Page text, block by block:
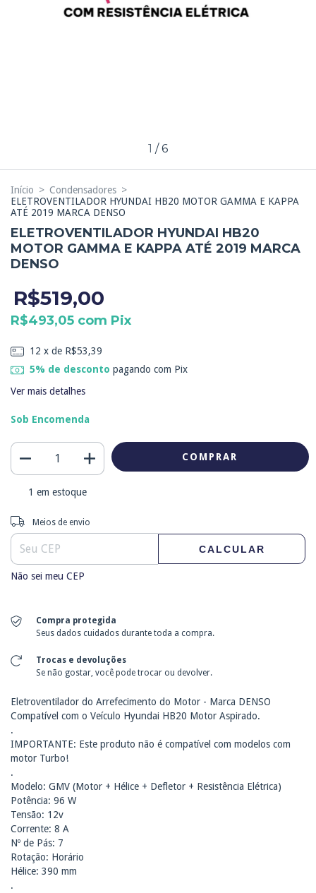
1 /6
Início > Condensadores >
ELETROVENTILADOR HYUNDAI HB20 MOTOR GAMMA E KAPPA
ATÉ 2019 MARCA DENSO
ELETROVENTILADOR HYUNDAI HB20
MOTOR GAMMA E KAPPA ATÉ 2019 MARCA
DENSO
R$519,00
R$493,05 com Pix
12 x de R$53,39
5% de desconto pagando com Pix
Ver mais detalhes
Sob Encomenda
1 em estoque
Entregas para o CEP:
Meios de envio
CALCULAR
Não sei meu CEP
Compra protegida
Seus dados cuidados durante toda a compra.
Trocas e devoluções
Se não gostar, você pode trocar ou devolver.
Eletroventilador do Arrefecimento do Motor - Marca DENSO
Compatível com o Veículo Hyundai HB20 Motor Aspirado.
.
IMPORTANTE: Este produto não é compatível com modelos com
motor Turbo!
.
Modelo: GMV (Motor + Hélice + Defletor + Resistência Elétrica)
Potência: 96 W
Tensão: 12v
Corrente: 8 A
Nº de Pás: 7
Rotação: Horário
Hélice: 390 mm
.